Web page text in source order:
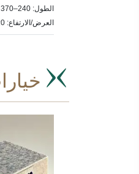
الطول: 240–370 سم
العرض/الارتفاع: 120–210 سم